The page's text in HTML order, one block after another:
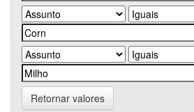
Retornar valores